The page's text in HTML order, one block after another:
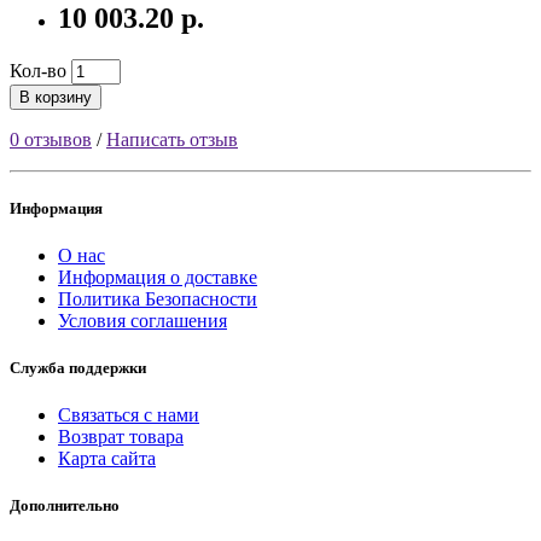
10 003.20 р.
Кол-во
В корзину
0 отзывов /Написать отзыв
Информация
О нас
Информация о доставке
Политика Безопасности
Условия соглашения
Служба поддержки
Связаться с нами
Возврат товара
Карта сайта
Дополнительно